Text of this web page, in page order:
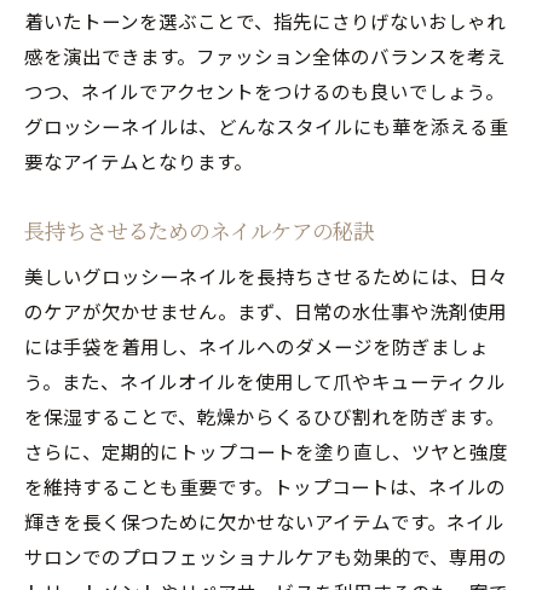
着いたトーンを選ぶことで、指先にさりげないおしゃれ
感を演出できます。ファッション全体のバランスを考え
つつ、ネイルでアクセントをつけるのも良いでしょう。
グロッシーネイルは、どんなスタイルにも華を添える重
要なアイテムとなります。
長持ちさせるためのネイルケアの秘訣
美しいグロッシーネイルを長持ちさせるためには、日々
のケアが欠かせません。まず、日常の水仕事や洗剤使用
には手袋を着用し、ネイルへのダメージを防ぎましょ
う。また、ネイルオイルを使用して爪やキューティクル
を保湿することで、乾燥からくるひび割れを防ぎます。
さらに、定期的にトップコートを塗り直し、ツヤと強度
を維持することも重要です。トップコートは、ネイルの
輝きを長く保つために欠かせないアイテムです。ネイル
サロンでのプロフェッショナルケアも効果的で、専用の